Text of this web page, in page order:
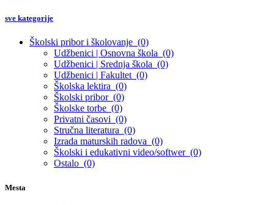
sve kategorije
Školski pribor i školovanje (0)
Udžbenici | Osnovna škola (0)
Udžbenici | Srednja škola (0)
Udžbenici | Fakultet (0)
Školska lektira (0)
Školski pribor (0)
Školske torbe (0)
Privatni časovi (0)
Stručna literatura (0)
Izrada maturskih radova (0)
Školski i edukativni video/softwer (0)
Ostalo (0)
Mesta